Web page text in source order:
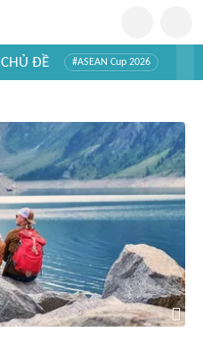
CHỦ ĐỀ #ASEAN Cup 2026